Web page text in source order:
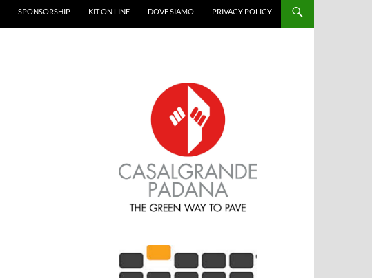
SPONSORSHIP KIT ON LINE DOVE SIAMO PRIVACY POLICY